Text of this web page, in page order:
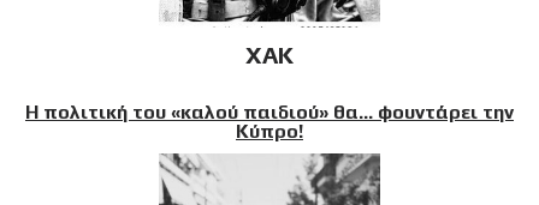
XAK
Η πολιτική του «καλού παιδιού» θα… φουντάρει την
Κύπρο!